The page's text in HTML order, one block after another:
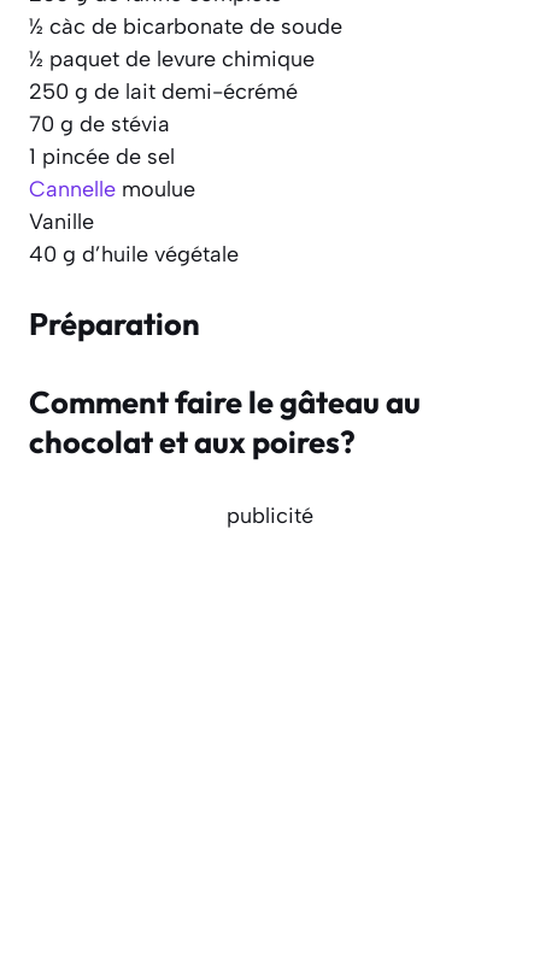
½ càc de bicarbonate de soude
½ paquet de levure chimique
250 g de lait demi-écrémé
70 g de stévia
1 pincée de sel
Cannelle moulue
Vanille
40 g d’huile végétale
Préparation
Comment faire le gâteau au
chocolat et aux poires?
publicité